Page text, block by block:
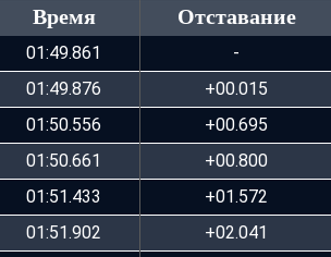
Время Отставание
01:49.861 -
01:49.876 +00.015
01:50.556 +00.695
01:50.661 +00.800
01:51.433 +01.572
01:51.902 +02.041